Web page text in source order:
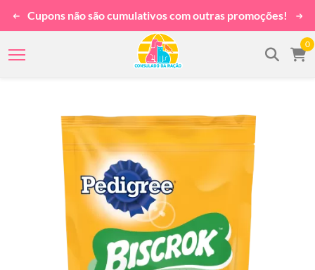
Cupons não são cumulativos com outras promoções!
0